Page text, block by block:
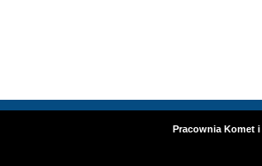
Pracownia Komet